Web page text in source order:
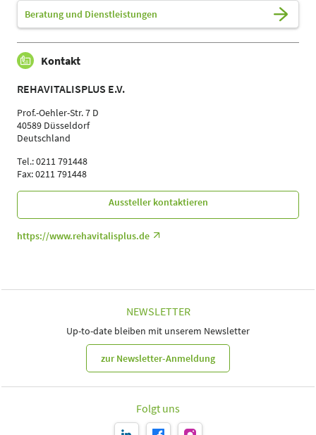
Beratung und Dienstleistungen
Kontakt
REHAVITALISPLUS E.V.
Prof.-Oehler-Str. 7 D
40589 Düsseldorf
Deutschland
Tel.: 0211 791448
Fax: 0211 791448
Aussteller kontaktieren
https://www.rehavitalisplus.de
NEWSLETTER
Up-to-date bleiben mit unserem Newsletter
zur Newsletter-Anmeldung
Folgt uns